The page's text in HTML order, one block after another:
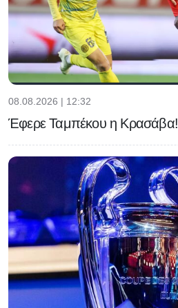
08.08.2026 | 12:32
Έφερε Ταμπέκου η Κρασάβα!